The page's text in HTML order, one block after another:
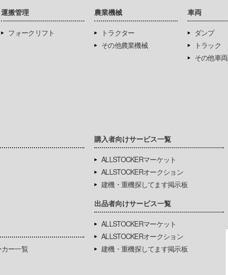
運搬管理
フォークリフト
農業機械
トラクター
その他農業機械
車両
ダンプ
トラック
その他車両
ー一覧
購入者向けサービス一覧
ALLSTOCKERマーケット
ALLSTOCKERオークション
建機・重機探してます掲示板
出品者向けサービス一覧
ALLSTOCKERマーケット
ALLSTOCKERオークション
建機・重機探してます掲示板